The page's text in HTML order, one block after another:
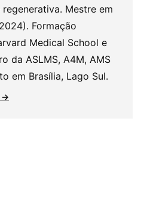
Mestre em
Formação
Medical School e
da ASLMS, A4M, AMS
em Brasília, Lago Sul.
→